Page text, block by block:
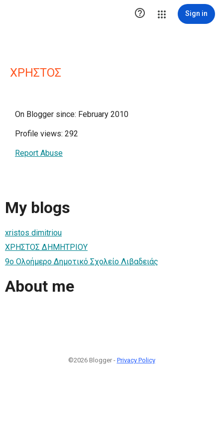
 Sign in
ΧΡΗΣΤΟΣ
On Blogger since: February 2010
Profile views: 292
Report Abuse
My blogs
xristos dimitriou
ΧΡΗΣΤΟΣ ΔΗΜΗΤΡΙΟΥ
9ο Ολοήμερο Δημοτικό Σχολείο Λιβαδειάς
About me
©2026 Blogger - Privacy Policy